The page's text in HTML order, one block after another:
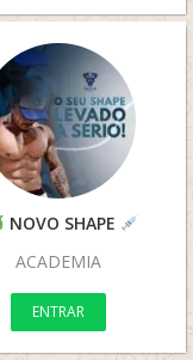
NOVO SHAPE
ACADEMIA
ENTRAR